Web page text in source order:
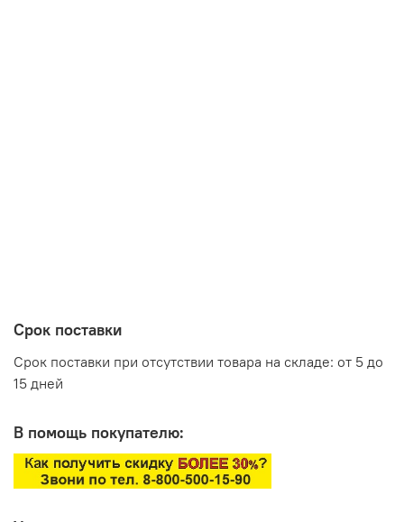
Срок поставки
Срок поставки при отсутствии товара на складе: от 5 до
15 дней
В помощь покупателю: